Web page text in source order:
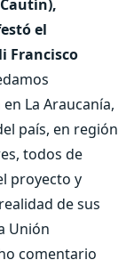
el
Francisco
La Araucanía,
país, en región
todos de
proyecto y
de sus
Unión
comentario